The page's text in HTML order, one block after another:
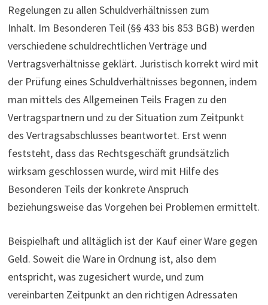
Regelungen zu allen Schuldverhältnissen zum
Inhalt. Im Besonderen Teil (§§ 433 bis 853 BGB) werden
verschiedene schuldrechtlichen Verträge und
Vertragsverhältnisse geklärt. Juristisch korrekt wird mit
der Prüfung eines Schuldverhältnisses begonnen, indem
man mittels des Allgemeinen Teils Fragen zu den
Vertragspartnern und zu der Situation zum Zeitpunkt
des Vertragsabschlusses beantwortet. Erst wenn
feststeht, dass das Rechtsgeschäft grundsätzlich
wirksam geschlossen wurde, wird mit Hilfe des
Besonderen Teils der konkrete Anspruch
beziehungsweise das Vorgehen bei Problemen ermittelt.
Beispielhaft und alltäglich ist der Kauf einer Ware gegen
Geld. Soweit die Ware in Ordnung ist, also dem
entspricht, was zugesichert wurde, und zum
vereinbarten Zeitpunkt an den richtigen Adressaten